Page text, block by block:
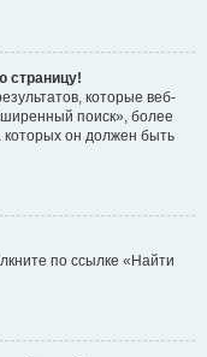
страницу!
которые веб-
поиск», более
которых он должен быть
по ссылке «Найти